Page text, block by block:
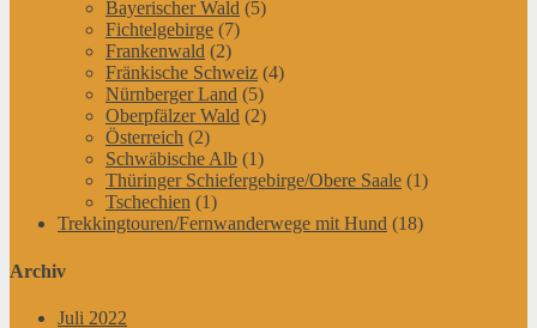
Bayerischer Wald (5)
Fichtelgebirge (7)
Frankenwald (2)
Fränkische Schweiz (4)
Nürnberger Land (5)
Oberpfälzer Wald (2)
Österreich (2)
Schwäbische Alb (1)
Thüringer Schiefergebirge/Obere Saale (1)
Tschechien (1)
Trekkingtouren/Fernwanderwege mit Hund (18)
Archiv
Juli 2022